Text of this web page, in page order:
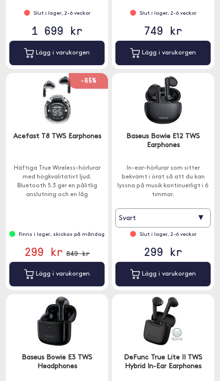
Slut i lager, 2-6 veckor
1 699 kr
Lägg i varukorgen
Slut i lager, 2-6 veckor
749 kr
Lägg i varukorgen
-65%
Acefast T8 TWS Earphones
Häftiga True Wireless-hörlurar
med högkvalitativt ljud.
Bluetooth 5.3 ger en pålitlig
anslutning och en låg
Finns i lager, skickas på måndag
299 kr 849 kr
Lägg i varukorgen
Baseus Bowie E12 TWS
Earphones
In-ear-hörlurar som sitter
bekvämt i örat så att du kan
lyssna på musik kontinuerligt i 6
timmar.
Svart ▾
Slut i lager, 2-6 veckor
299 kr
Lägg i varukorgen
Baseus Bowie E3 TWS
Headphones
DeFunc True Lite II TWS
Hybrid In-Ear Earphones